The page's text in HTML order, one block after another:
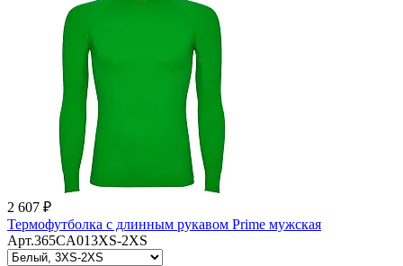
2 607 ₽
Термофутболка с длинным рукавом Prime мужская
Арт.365CA013XS-2XS